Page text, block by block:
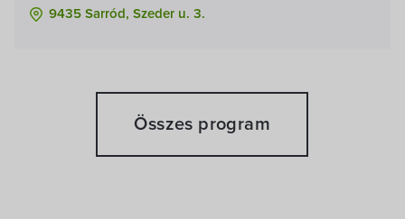
9435 Sarród, Szeder u. 3.
Összes program